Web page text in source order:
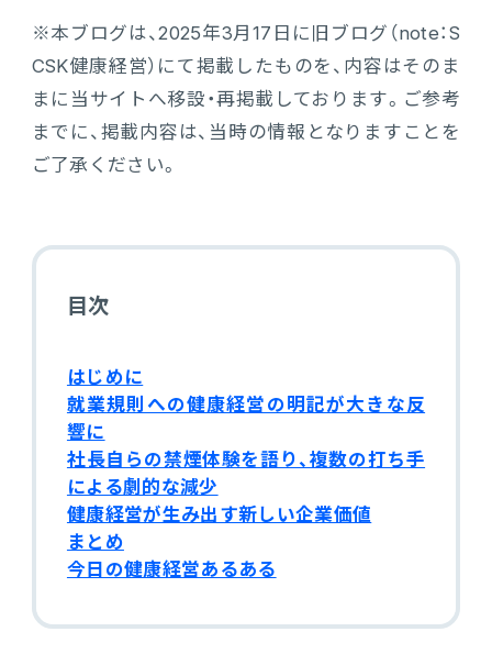
固定資産管理
リース資産管理
CO₂排出量算定
人事
給与
個人番号管理
給与明細閲覧
健康経営支援サービス
業界特化型オファリング
卸売・商社 PROACTIVE Wholesale & Trade
電機・機械 PROACTIVE Electrical Machinery
建設
経営課題別オファリング
ニュース・トピックス
製品関連動画
※本ブログは、2025年3月17日に旧ブログ（note：S
CSK健康経営）にて掲載したものを、内容はそのま
まに当サイトへ移設・再掲載しております。ご参考
までに、掲載内容は、当時の情報となりますことを
ご了承ください。
目次
はじめに
就業規則への健康経営の明記が大きな反
響に
社長自らの禁煙体験を語り、複数の打ち手
による劇的な減少
健康経営が生み出す新しい企業価値
まとめ
今日の健康経営あるある